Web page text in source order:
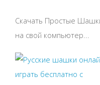
Скачать Простые
на свой компьютер...